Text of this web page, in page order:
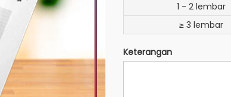
1 - 2 lembar
≥ 3 lembar
Keterangan